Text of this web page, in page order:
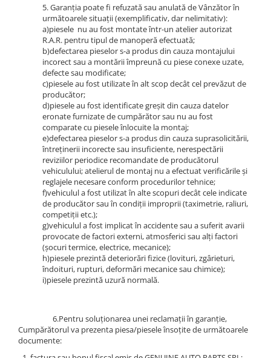
Oglinzi moto
BMW Motorrad
Consumabile BMW Motorrad
Uleiuri si lichide moto
Ulei moto
Ulei transmisie moto
Ulei furca moto
Curatare si intretinere lant moto
Antigel moto
Aditivi moto
Lichid de frana
Vaselina si spray-uri tehnice moto
Filtre moto
Filtru combustibil
Buson golire ulei
Filtru ulei moto
Filtru aer moto
Intretinere echipament moto
Curatare moto
Covor moto
5. Garanția poate fi refuzată sau anulată de Vânzător în
următoarele situații (exemplificativ, dar nelimitativ):
a)piesele nu au fost montate într-un atelier autorizat
R.A.R. pentru tipul de manoperă efectuată;
b)defectarea pieselor s-a produs din cauza montajului
incorect sau a montării împreună cu piese conexe uzate,
defecte sau modificate;
c)piesele au fost utilizate în alt scop decât cel prevăzut de
producător;
d)piesele au fost identificate greșit din cauza datelor
eronate furnizate de cumpărător sau nu au fost
comparate cu piesele înlocuite la montaj;
e)defectarea pieselor s-a produs din cauza suprasolicitării,
întreținerii incorecte sau insuficiente, nerespectării
reviziilor periodice recomandate de producătorul
vehiculului; atelierul de montaj nu a efectuat verificările și
reglajele necesare conform procedurilor tehnice;
f)vehiculul a fost utilizat în alte scopuri decât cele indicate
de producător sau în condiții improprii (taximetrie, raliuri,
competiții etc.);
g)vehiculul a fost implicat în accidente sau a suferit avarii
provocate de factori externi, atmosferici sau alți factori
(șocuri termice, electrice, mecanice);
h)piesele prezintă deteriorări fizice (lovituri, zgârieturi,
îndoituri, rupturi, deformări mecanice sau chimice);
i)piesele prezintă uzură normală.
6.Pentru soluționarea unei reclamații în garanție,
Cumpărătorul va prezenta piesa/piesele însoțite de următoarele
documente: